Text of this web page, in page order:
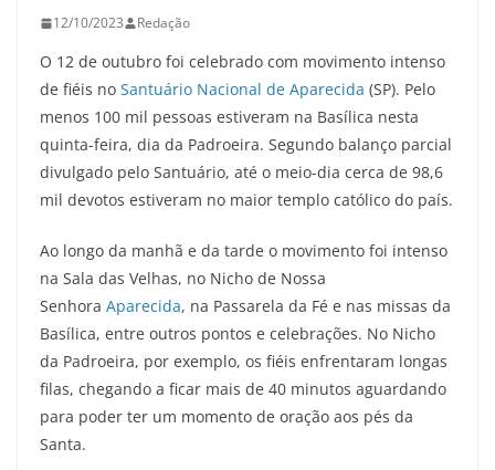
12/10/2023 Redação
O 12 de outubro foi celebrado com movimento intenso
de fiéis no Santuário Nacional de Aparecida (SP). Pelo
menos 100 mil pessoas estiveram na Basílica nesta
quinta-feira, dia da Padroeira. Segundo balanço parcial
divulgado pelo Santuário, até o meio-dia cerca de 98,6
mil devotos estiveram no maior templo católico do país.
Ao longo da manhã e da tarde o movimento foi intenso
na Sala das Velhas, no Nicho de Nossa
Senhora Aparecida, na Passarela da Fé e nas missas da
Basílica, entre outros pontos e celebrações. No Nicho
da Padroeira, por exemplo, os fiéis enfrentaram longas
filas, chegando a ficar mais de 40 minutos aguardando
para poder ter um momento de oração aos pés da
Santa.